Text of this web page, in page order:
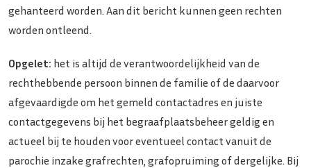
gehanteerd worden. Aan dit bericht kunnen geen rechten
worden ontleend.
Opgelet: het is altijd de verantwoordelijkheid van de
rechthebbende persoon binnen de familie of de daarvoor
afgevaardigde om het gemeld contactadres en juiste
contactgegevens bij het begraafplaatsbeheer geldig en
actueel bij te houden voor eventueel contact vanuit de
parochie inzake grafrechten, grafopruiming of dergelijke. Bij